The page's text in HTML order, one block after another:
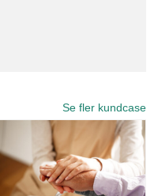
Se fler kundcase